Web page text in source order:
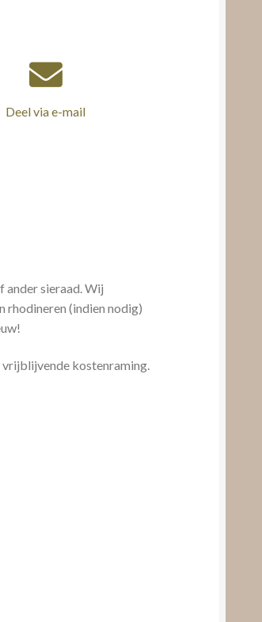
Deel via e-mail
ander sieraad. Wij
rhodineren (indien nodig)
vrijblijvende kostenraming.